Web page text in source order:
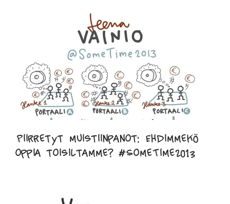
Piirretyt muistiinpanot: Ehdimmekö
oppia toisiltamme? #SomeTime2013